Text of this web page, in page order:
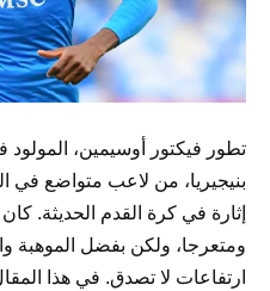
بنيجيريا، من لاعب متواضع في
إثارة في كرة القدم الحديثة.
ومتعرجا، ولكن بفضل الموهبة
ارتفاعات لا تصدق. في هذا